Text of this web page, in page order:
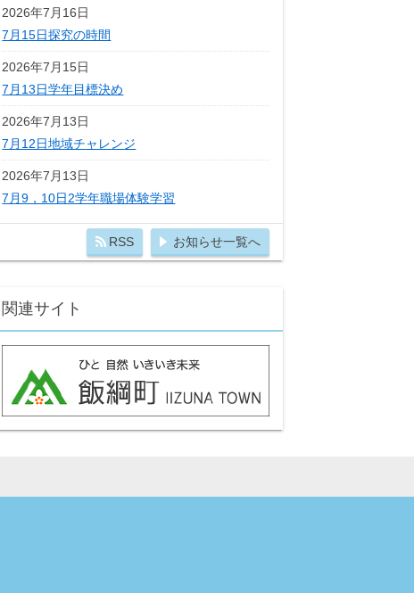
2026年7月16日
7月15日探究の時間
2026年7月15日
7月13日学年目標決め
2026年7月13日
7月12日地域チャレンジ
2026年7月13日
7月9，10日2学年職場体験学習
RSS お知らせ一覧へ
関連サイト